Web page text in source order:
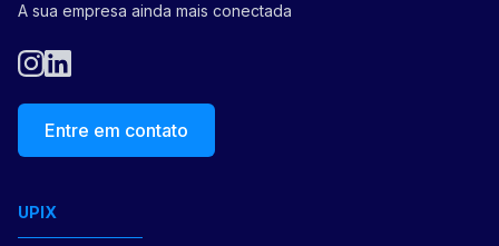
A sua empresa ainda mais conectada
Entre em contato
UPIX